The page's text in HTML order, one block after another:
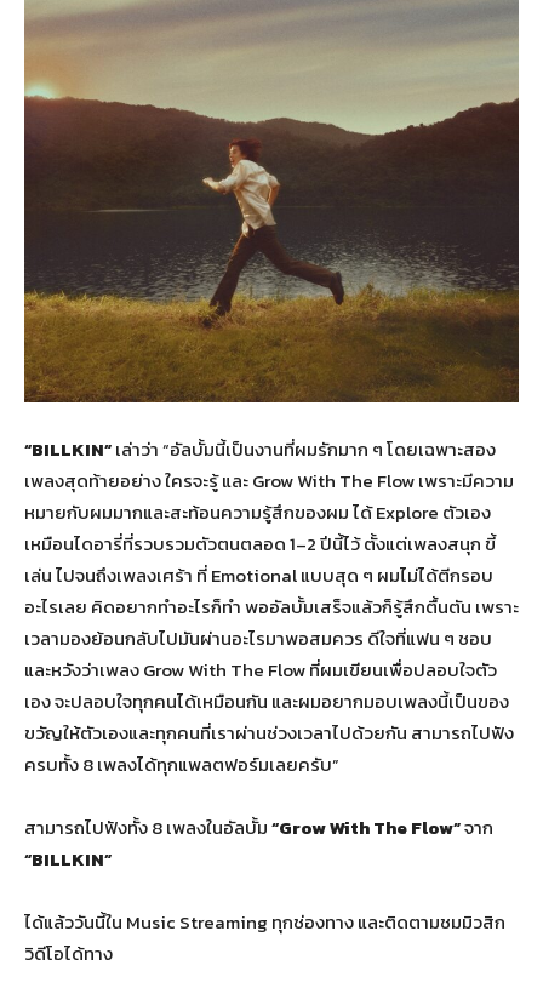
“BILLKIN”เล่าว่า “อัลบั้มนี้เป็นงานที่ผมรักมาก ๆ โดยเฉพาะสอง
เพลงสุดท้ายอย่าง ใครจะรู้ และ Grow With The Flow เพราะมีความ
หมายกับผมมากและสะท้อนความรู้สึกของผม ได้ Explore ตัวเอง
เหมือนไดอารี่ที่รวบรวมตัวตนตลอด 1–2 ปีนี้ไว้ ตั้งแต่เพลงสนุก ขี้
เล่น ไปจนถึงเพลงเศร้า ที่ Emotional แบบสุด ๆ ผมไม่ได้ตีกรอบ
อะไรเลย คิดอยากทำอะไรก็ทำ พออัลบั้มเสร็จแล้วก็รู้สึกตื้นตัน เพราะ
เวลามองย้อนกลับไปมันผ่านอะไรมาพอสมควร ดีใจที่แฟน ๆ ชอบ
และหวังว่าเพลง Grow With The Flow ที่ผมเขียนเพื่อปลอบใจตัว
เอง จะปลอบใจทุกคนได้เหมือนกัน และผมอยากมอบเพลงนี้เป็นของ
ขวัญให้ตัวเองและทุกคนที่เราผ่านช่วงเวลาไปด้วยกัน สามารถไปฟัง
ครบทั้ง 8 เพลงได้ทุกแพลตฟอร์มเลยครับ”
สามารถไปฟังทั้ง 8 เพลงในอัลบั้ม“Grow With The Flow”จาก
“BILLKIN”
ได้แล้ววันนี้ใน Music Streaming ทุกช่องทาง และติดตามชมมิวสิก
วิดีโอได้ทาง